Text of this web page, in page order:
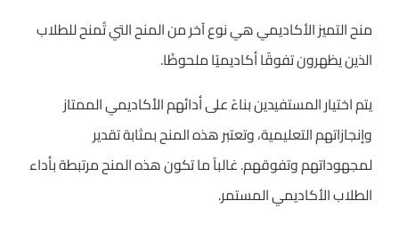
منح التميز الأكاديمي هي نوع آخر من المنح التي تُمنح للطلاب
الذين يظهرون تفوقًا أكاديميًا ملحوظًا.
يتم اختيار المستفيدين بناءً على أدائهم الأكاديمي الممتاز
وإنجازاتهم التعليمية، وتعتبر هذه المنح بمثابة تقدير
لمجهوداتهم وتفوقهم. غالباً ما تكون هذه المنح مرتبطة بأداء
الطلاب الأكاديمي المستمر.